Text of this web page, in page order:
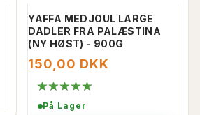
YAFFA MEDJOUL LARGE
DADLER FRA PALÆSTINA
(NY HØST) - 900G
150,00 DKK
På Lager